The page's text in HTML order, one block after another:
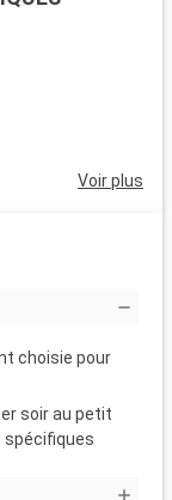
Voir plus
choisie pour
soir au petit
spécifiques